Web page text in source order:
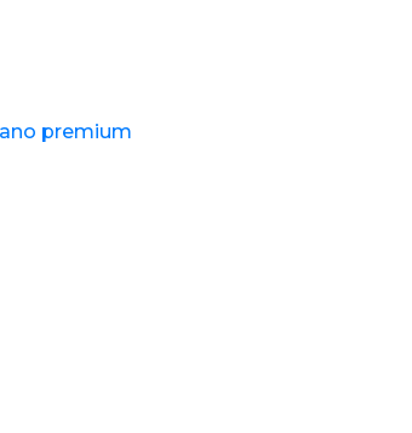
premium